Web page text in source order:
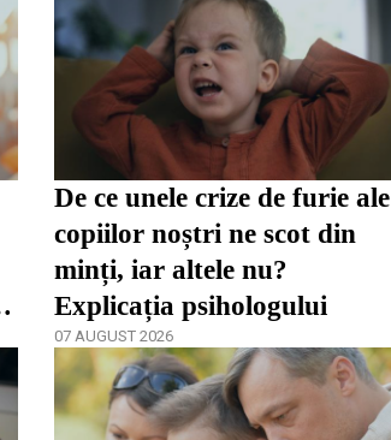
De ce unele crize de furie ale
copiilor noștri ne scot din
minți, iar altele nu?
Explicația psihologului
07 AUGUST 2026